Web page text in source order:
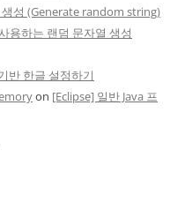
생성 (Generate random string)
용하는 랜덤 문자열 생성
반 한글 설정하기
on [Eclipse] 일반 Java 프